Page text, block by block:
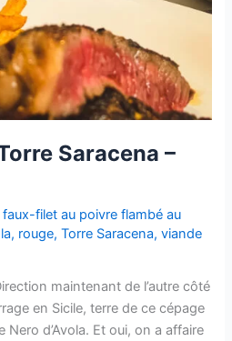
Saracena –
faux-filet au poivre flambé au
, rouge,Torre Saracena,viande
maintenant de l’autre côté
en Sicile, terre de ce cépage
Nero d’Avola. Et oui, on a affaire